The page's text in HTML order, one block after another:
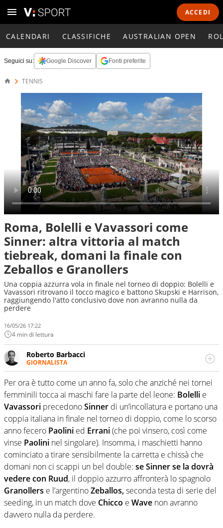
ACCEDI
CALENDARI CLASSIFICHE AUSTRALIAN OPEN
Seguici su: Google Discover Fonti preferite
TENNIS
Roma, Bolelli e Vavassori come
Sinner: altra vittoria al match
tiebreak, domani la finale con
Zeballos e Granollers
Una coppia azzurra vola in finale nel torneo di doppio: Bolelli e
Vavassori ritrovano il tocco magico e battono Skupski e Harrison,
raggiungendo l'atto conclusivo dove non avranno nulla da
perdere
16/05/26 17:22
4 min di lettura
Roberto Barbacci
GIORNALISTA
Giornalista (pubblicista) sportivo a tutto campo, è il
tuttologo di Virgilio Sport. Provate a chiedergli di boxe, di
scherma, di volley o di curling: ve ne farà innamorare
Per ora è tutto come un anno fa, solo che anziché nei tornei
femminili tocca ai maschi fare la parte del leone: Bolelli e
Vavassori precedonoSinner di un’incollatura e portano una
coppia italiana in finale nel torneo di doppio, come lo scorso
anno fecero Paolini ed Errani(che poi vinsero, così come
vinse Paolini nel singolare). Insomma, i maschietti hanno
cominciato a tirare sensibilmente la carretta e chissà che
domani non ci scappi un bel double: se Sinner se la dovrà
vedere con Ruud, il doppio azzurro affronterà lo spagnolo
Granollers e l’argentinoZeballos,seconda testa di serie del
seeding, in un match dove Chicco e Wave non avranno
davvero nulla da perdere.